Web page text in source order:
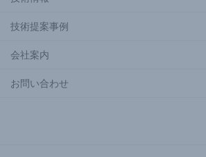
技術提案事例
会社案内
お問い合わせ